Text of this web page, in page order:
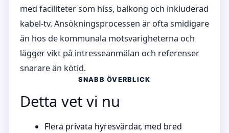
med faciliteter som hiss, balkong och inkluderad
kabel-tv. Ansökningsprocessen är ofta smidigare
än hos de kommunala motsvarigheterna och
lägger vikt på intresseanmälan och referenser
snarare än kötid.
SNABB ÖVERBLICK
Detta vet vi nu
Flera privata hyresvärdar, med bred